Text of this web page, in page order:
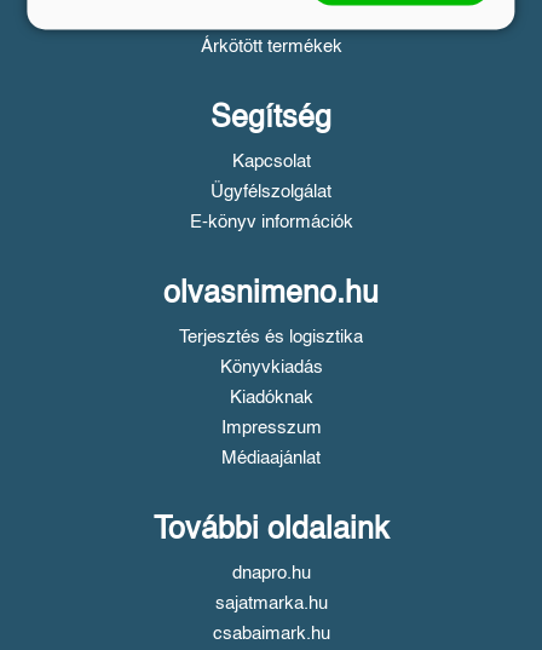
Árkötött termékek
Segítség
Kapcsolat
Ügyfélszolgálat
E-könyv információk
olvasnimeno.hu
Terjesztés és logisztika
Könyvkiadás
Kiadóknak
Impresszum
Médiaajánlat
További oldalaink
dnapro.hu
sajatmarka.hu
csabaimark.hu